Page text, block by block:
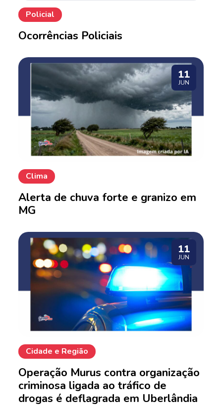
Policial
Ocorrências Policiais
11
JUN
Clima
Alerta de chuva forte e granizo em
MG
11
JUN
Cidade e Região
Operação Murus contra organização
criminosa ligada ao tráfico de
drogas é deflagrada em Uberlândia